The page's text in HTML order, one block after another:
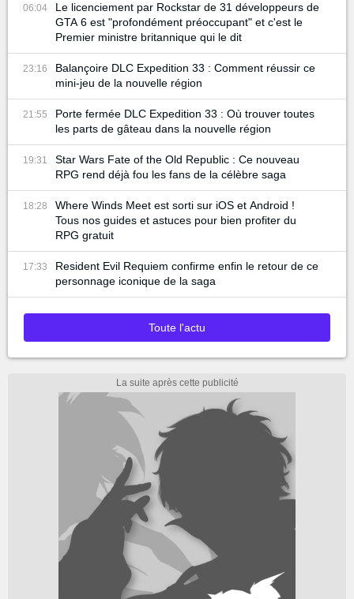
06:04
Le licenciement par Rockstar de 31 développeurs de
GTA 6 est "profondément préoccupant" et c'est le
Premier ministre britannique qui le dit
23:16
Balançoire DLC Expedition 33 : Comment réussir ce
mini-jeu de la nouvelle région
21:55
Porte fermée DLC Expedition 33 : Où trouver toutes
les parts de gâteau dans la nouvelle région
19:31
Star Wars Fate of the Old Republic : Ce nouveau
RPG rend déjà fou les fans de la célèbre saga
18:28
Where Winds Meet est sorti sur iOS et Android !
Tous nos guides et astuces pour bien profiter du
RPG gratuit
17:33
Resident Evil Requiem confirme enfin le retour de ce
personnage iconique de la saga
Toute l'actu